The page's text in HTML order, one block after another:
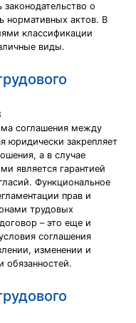
законодательство о
нормативных актов. В
классификации
виды.
соглашения между
юридически закрепляет
а в случае
является гарантией
Функциональное
прав и
трудовых
– это еще и
соглашения
изменении и
обязанностей.